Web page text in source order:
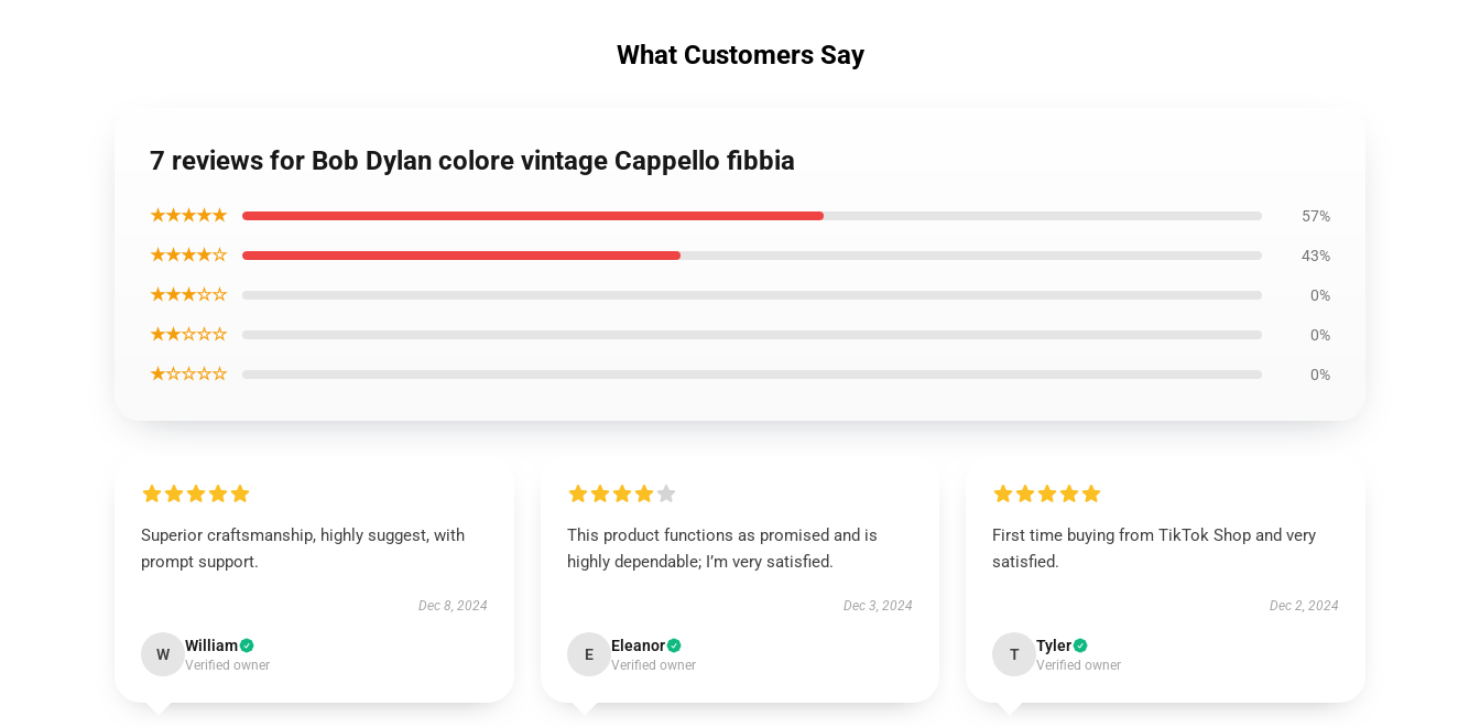
What Customers Say
7 reviews for Bob Dylan colore vintage Cappello fibbia
★★★★★ 57%
★★★★☆ 43%
★★★☆☆ 0%
★★☆☆☆ 0%
★☆☆☆☆ 0%
Superior craftsmanship, highly suggest, with
prompt support.
Dec 8, 2024
W William
Verified owner
This product functions as promised and is
highly dependable; I’m very satisfied.
Dec 3, 2024
E Eleanor
Verified owner
First time buying from TikTok Shop and very
satisfied.
Dec 2, 2024
T Tyler
Verified owner